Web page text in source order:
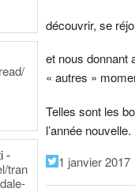
-
tran
découvrir, se
et nous donnant
« autres »
Telles sont les
l’année nouvelle.
1 janvier 2017